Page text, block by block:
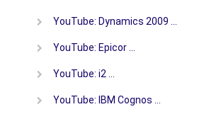
YouTube: Dynamics 2009 …
YouTube: Epicor …
YouTube: i2 …
YouTube: IBM Cognos …